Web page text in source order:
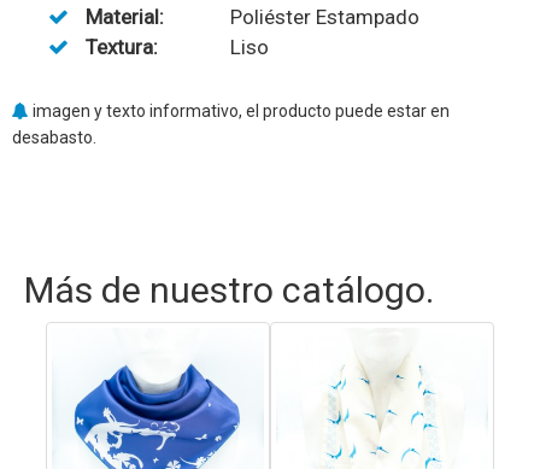
Material:
Poliéster Estampado
Textura:
Liso
imagen y texto informativo, el producto puede estar en
desabasto.
Más de nuestro catálogo.